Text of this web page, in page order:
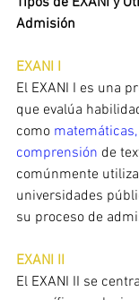
Admisión
EXANI I
El EXANI I es una
que evalúa
como
comprensión de
comúnmente
universidades
su proceso de
EXANI II
El EXANI II se